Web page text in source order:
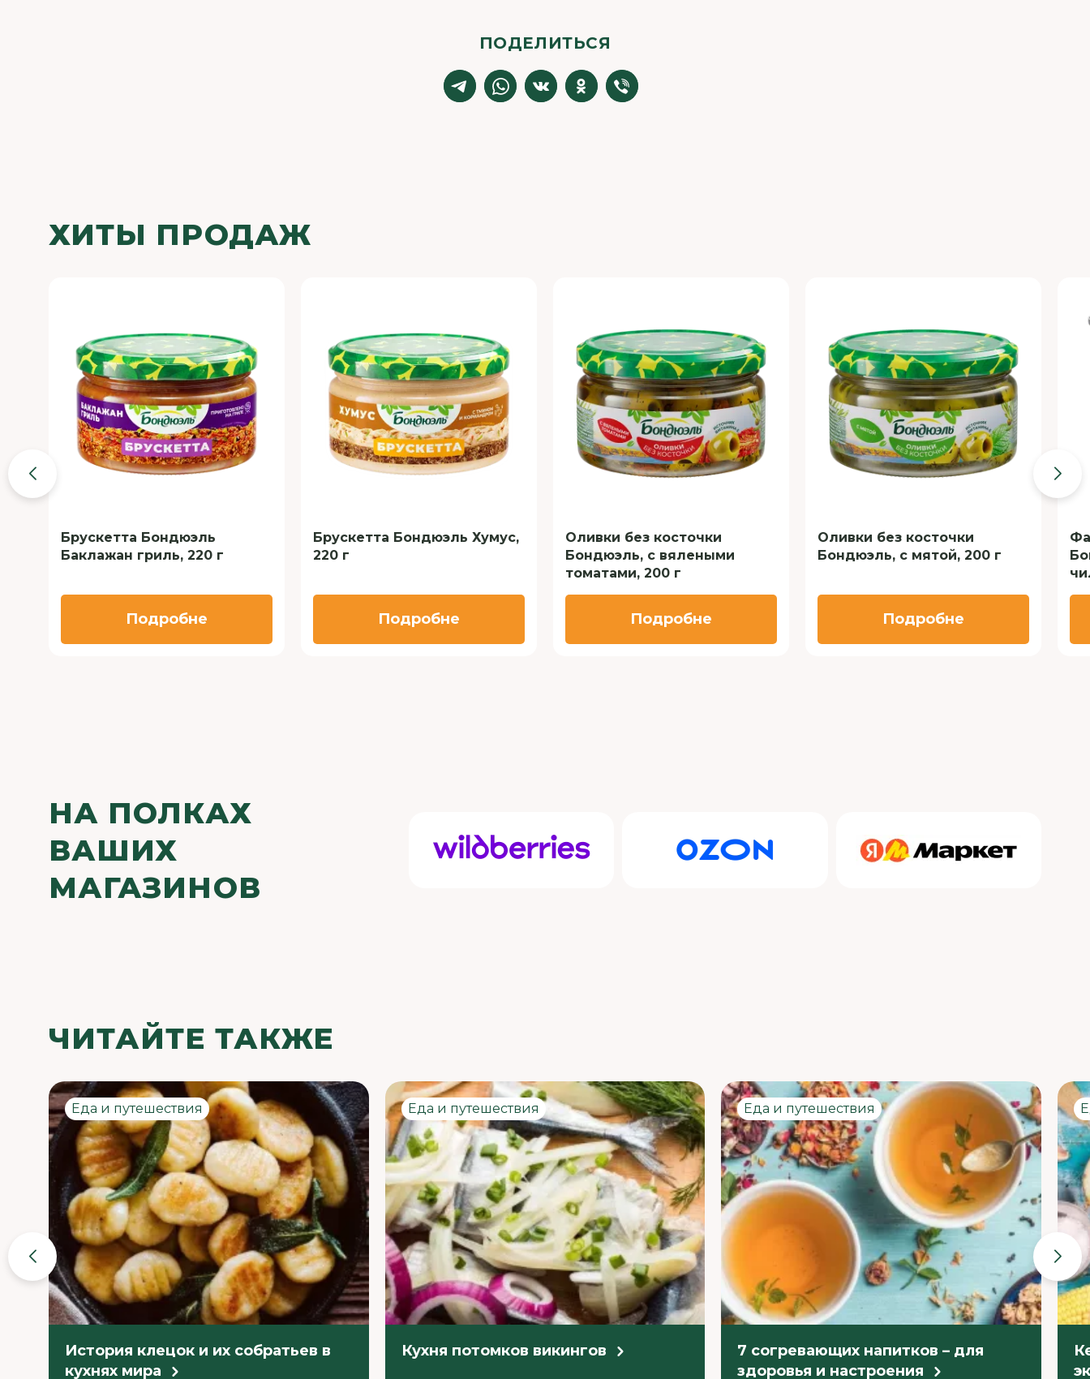
ПОДЕЛИТЬСЯ
ХИТЫ ПРОДАЖ
Брускетта Бондюэль
Баклажан гриль, 220 г
Подробне
Брускетта Бондюэль Хумус,
220 г
Подробне
Оливки без косточки
Бондюэль, с вялеными
томатами, 200 г
Подробне
Оливки без косточки
Бондюэль, с мятой, 200 г
Подробне
НА ПОЛКАХ
ВАШИХ
МАГАЗИНОВ
ЧИТАЙТЕ ТАКЖЕ
Еда и путешествия
История клецок и их собратьев в
кухнях мира
Еда и путешествия
Кухня потомков викингов
Еда и путешествия
7 согревающих напитков – для
здоровья и настроения